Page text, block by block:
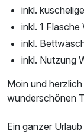
inkl.
inkl. 1
inkl.
inkl. Nutzung
Moin und
wunderschönen
Ein ganzer